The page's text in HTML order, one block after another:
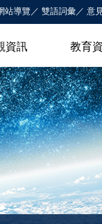
站導覽 雙語詞彙 意
資訊 教育